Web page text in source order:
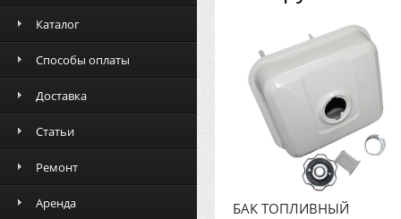
Каталог
Способы оплаты
Доставка
Статьи
Ремонт
Аренда
БАК ТОПЛИВНЫЙ